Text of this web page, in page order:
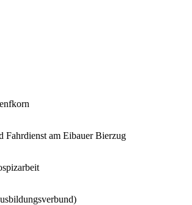
Fahrdienst am Eibauer Bierzug